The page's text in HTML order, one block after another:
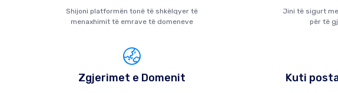
Shijoni platformën tonë të shkëlqyer të
menaxhimit të emrave të domeneve
Jini të sigurt
për të
Zgjerimet e Domenit Kuti